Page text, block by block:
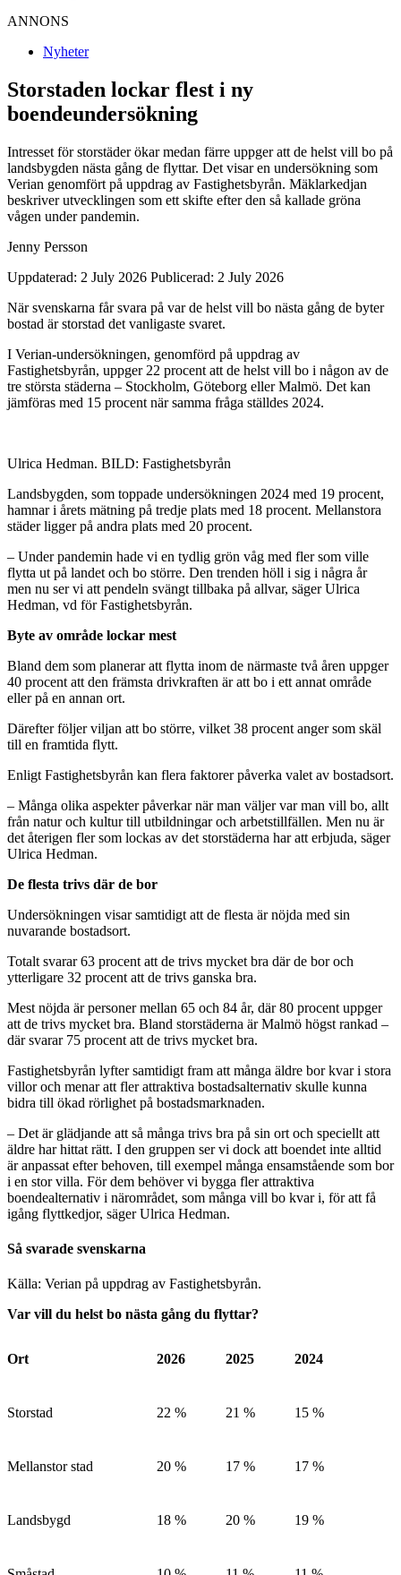
ANNONS
Nyheter
Storstaden lockar flest i ny
boendeundersökning
Intresset för storstäder ökar medan färre uppger att de helst vill bo på
landsbygden nästa gång de flyttar. Det visar en undersökning som
Verian genomfört på uppdrag av Fastighetsbyrån. Mäklarkedjan
beskriver utvecklingen som ett skifte efter den så kallade gröna
vågen under pandemin.
Jenny Persson
Uppdaterad: 2 July 2026 Publicerad: 2 July 2026
När svenskarna får svara på var de helst vill bo nästa gång de byter
bostad är storstad det vanligaste svaret.
I Verian-undersökningen, genomförd på uppdrag av
Fastighetsbyrån, uppger 22 procent att de helst vill bo i någon av de
tre största städerna – Stockholm, Göteborg eller Malmö. Det kan
jämföras med 15 procent när samma fråga ställdes 2024.
Ulrica Hedman. BILD: Fastighetsbyrån
Landsbygden, som toppade undersökningen 2024 med 19 procent,
hamnar i årets mätning på tredje plats med 18 procent. Mellanstora
städer ligger på andra plats med 20 procent.
– Under pandemin hade vi en tydlig grön våg med fler som ville
flytta ut på landet och bo större. Den trenden höll i sig i några år
men nu ser vi att pendeln svängt tillbaka på allvar, säger Ulrica
Hedman, vd för Fastighetsbyrån.
Byte av område lockar mest
Bland dem som planerar att flytta inom de närmaste två åren uppger
40 procent att den främsta drivkraften är att bo i ett annat område
eller på en annan ort.
Därefter följer viljan att bo större, vilket 38 procent anger som skäl
till en framtida flytt.
Enligt Fastighetsbyrån kan flera faktorer påverka valet av bostadsort.
– Många olika aspekter påverkar när man väljer var man vill bo, allt
från natur och kultur till utbildningar och arbetstillfällen. Men nu är
det återigen fler som lockas av det storstäderna har att erbjuda, säger
Ulrica Hedman.
De flesta trivs där de bor
Undersökningen visar samtidigt att de flesta är nöjda med sin
nuvarande bostadsort.
Totalt svarar 63 procent att de trivs mycket bra där de bor och
ytterligare 32 procent att de trivs ganska bra.
Mest nöjda är personer mellan 65 och 84 år, där 80 procent uppger
att de trivs mycket bra. Bland storstäderna är Malmö högst rankad –
där svarar 75 procent att de trivs mycket bra.
Fastighetsbyrån lyfter samtidigt fram att många äldre bor kvar i stora
villor och menar att fler attraktiva bostadsalternativ skulle kunna
bidra till ökad rörlighet på bostadsmarknaden.
– Det är glädjande att så många trivs bra på sin ort och speciellt att
äldre har hittat rätt. I den gruppen ser vi dock att boendet inte alltid
är anpassat efter behoven, till exempel många ensamstående som bor
i en stor villa. För dem behöver vi bygga fler attraktiva
boendealternativ i närområdet, som många vill bo kvar i, för att få
igång flyttkedjor, säger Ulrica Hedman.
Så svarade svenskarna
Källa: Verian på uppdrag av Fastighetsbyrån.
Var vill du helst bo nästa gång du flyttar?
Ort 2026 2025 2024
Storstad 22 % 21 % 15 %
Mellanstor stad 20 % 17 % 17 %
Landsbygd 18 % 20 % 19 %